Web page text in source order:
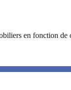
en fonction de